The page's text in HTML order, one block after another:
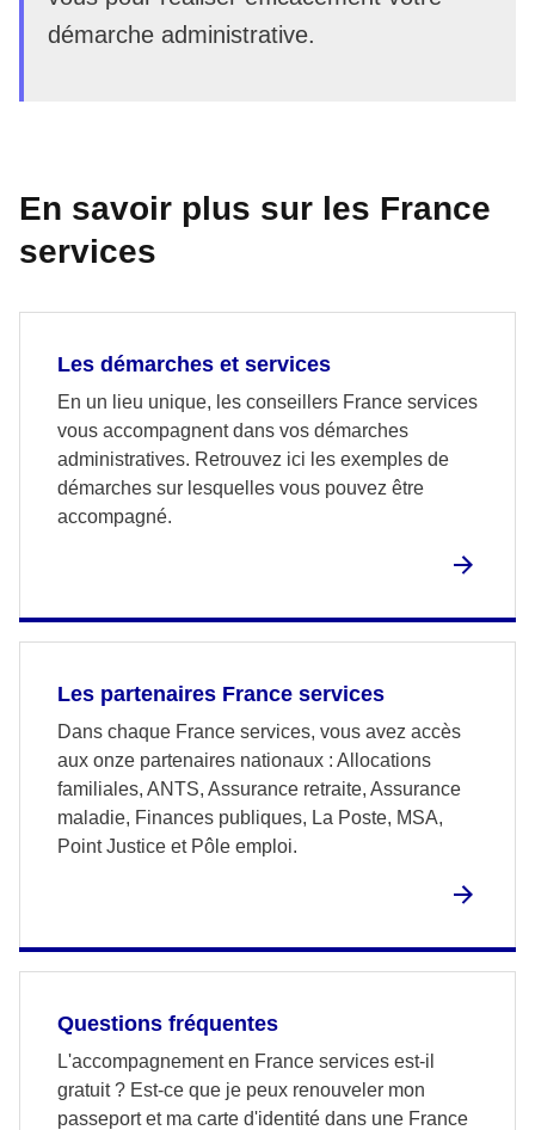
démarche administrative.
En savoir plus sur les France
services
Les démarches et services
En un lieu unique, les conseillers France services
vous accompagnent dans vos démarches
administratives. Retrouvez ici les exemples de
démarches sur lesquelles vous pouvez être
accompagné.
Les partenaires France services
Dans chaque France services, vous avez accès
aux onze partenaires nationaux : Allocations
familiales, ANTS, Assurance retraite, Assurance
maladie, Finances publiques, La Poste, MSA,
Point Justice et Pôle emploi.
Questions fréquentes
L'accompagnement en France services est-il
gratuit ? Est-ce que je peux renouveler mon
passeport et ma carte d'identité dans une France